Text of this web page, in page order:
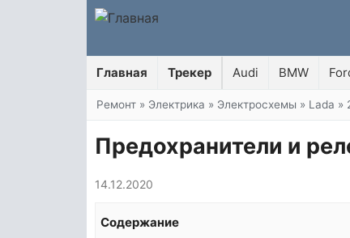
Главная Трекер Audi BMW
Вы здесь
Ремонт » Электрика » Электросхемы » Lada »
Предохранители и
14.12.2020
Содержание